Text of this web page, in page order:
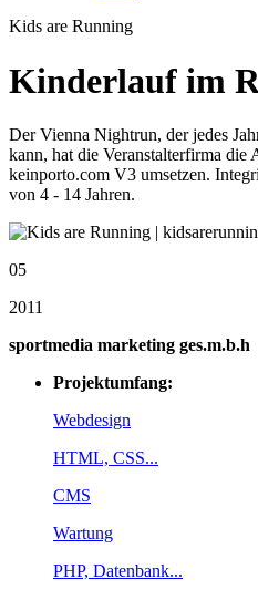
Kids are Running
Kinderlauf im
Der Vienna Nightrun, der jedes
kann, hat die Veranstalterfirma die
keinporto.com V3 umsetzen.
von 4 - 14 Jahren.
05
2011
sportmedia marketing ges.m.b.h
Projektumfang:
Webdesign
HTML, CSS...
CMS
Wartung
PHP, Datenbank...